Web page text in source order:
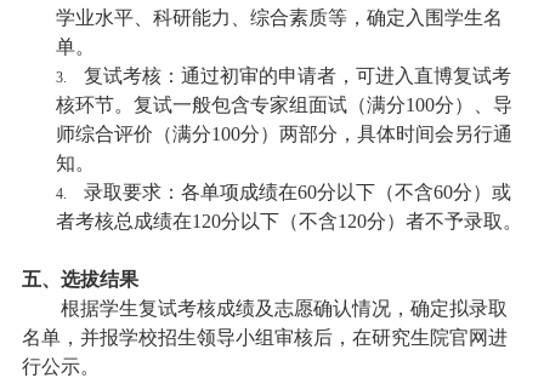
学业水平、科研能力、综合素质等，确定入围学生名
单。
3.
复试考核：通过初审的申请者，可进入直博复试考
核环节。复试一般包含专家组面试（满分100分）、导
师综合评价（满分100分）两部分，具体时间会另行通
知。
4. 录取要求：各单项成绩在60分以下（不含60分）或
者考核总成绩在120分以下（不含120分）者不予录取。
五、选拔结果
根据学生复试考核成绩及志愿确认情况，确定拟录取
名单，并报学校招生领导小组审核后，在研究生院官网进
行公示。